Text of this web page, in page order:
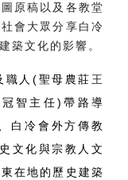
原稿以及各教堂
會大眾分享白冷
築文化的影響。
職人(聖母農莊王
智主任)帶路導
白冷會外方傳教
文化與宗教人文
在地的歷史建築